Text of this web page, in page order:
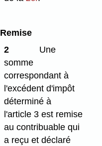
Remise
2
Une
somme
correspondant à
l'excédent d'impôt
déterminé à
l'article 3 est remise
au contribuable qui
a reçu et déclaré